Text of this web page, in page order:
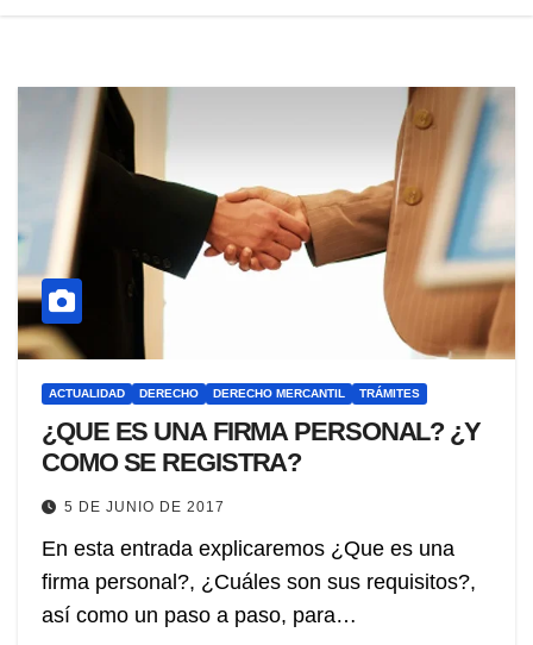
ACTUALIDAD DERECHO DERECHO MERCANTIL TRÁMITES
¿QUE ES UNA FIRMA PERSONAL? ¿Y
COMO SE REGISTRA?
5 DE JUNIO DE 2017
En esta entrada explicaremos ¿Que es una
firma personal?, ¿Cuáles son sus requisitos?,
así como un paso a paso, para…